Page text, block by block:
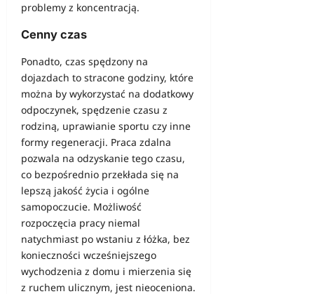
problemy z koncentracją.
Cenny czas
Ponadto, czas spędzony na
dojazdach to stracone godziny, które
można by wykorzystać na dodatkowy
odpoczynek, spędzenie czasu z
rodziną, uprawianie sportu czy inne
formy regeneracji. Praca zdalna
pozwala na odzyskanie tego czasu,
co bezpośrednio przekłada się na
lepszą jakość życia i ogólne
samopoczucie. Możliwość
rozpoczęcia pracy niemal
natychmiast po wstaniu z łóżka, bez
konieczności wcześniejszego
wychodzenia z domu i mierzenia się
z ruchem ulicznym, jest nieoceniona.